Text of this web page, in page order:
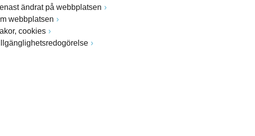
ändrat på webbplatsen
webbplatsen
cookies